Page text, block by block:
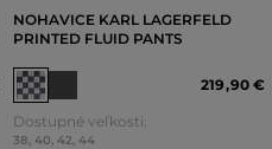
NOHAVICE KARL LAGERFELD
PRINTED FLUID PANTS
219,90 €
Dostupné veľkosti:
38, 40, 42, 44